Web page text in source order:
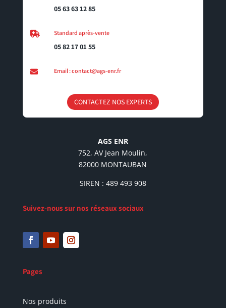
05 63 63 12 85
 Standard après-vente
05 82 17 01 55
 Email : contact@ags-enr.fr
CONTACTEZ NOS EXPERTS
AGS ENR
752, AV Jean Moulin,
82000 MONTAUBAN
SIREN : 489 493 908
Suivez-nous sur nos réseaux sociaux
Pages
Nos produits